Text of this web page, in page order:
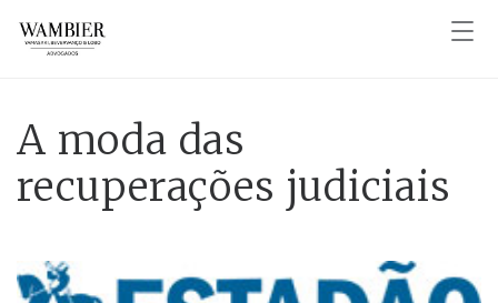
A moda das
recuperações judiciais